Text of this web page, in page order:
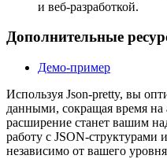
и веб-разработкой.
Дополнительные
Демо-пример
Используя Json-pretty, вы
данными, сокращая время на
расширение станет вашим
работу с JSON-структурами
независимо от вашего